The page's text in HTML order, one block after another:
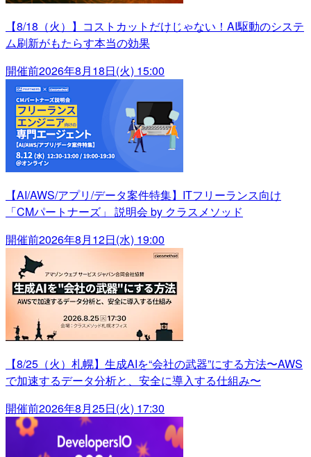
【8/18（火）】コストカットだけじゃない！AI駆動のシステ
ム刷新がもたらす本当の効果
開催前2026年8月18日(火) 15:00
【AI/AWS/アプリ/データ案件特集】ITフリーランス向け
「CMパートナーズ」 説明会 by クラスメソッド
開催前2026年8月12日(水) 19:00
【8/25（火）札幌】生成AIを“会社の武器”にする方法〜AWS
で加速するデータ分析と、安全に導入する仕組み〜
開催前2026年8月25日(火) 17:30